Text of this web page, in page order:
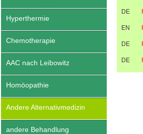
Hyperthermie
Chemotherapie
AAC nach Leibowitz
Homöopathie
Andere Alternativmedizin
andere Behandlung
DE
EN
DE
DE